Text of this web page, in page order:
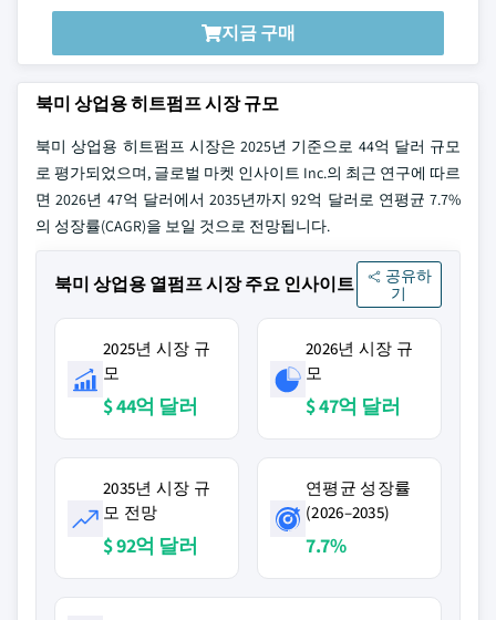
지금 구매
북미 상업용 히트펌프 시장 규모
북미 상업용 히트펌프 시장은 2025년 기준으로 44억 달러 규모
로 평가되었으며, 글로벌 마켓 인사이트 Inc.의 최근 연구에 따르
면 2026년 47억 달러에서 2035년까지 92억 달러로 연평균 7.7%
의 성장률(CAGR)을 보일 것으로 전망됩니다.
북미 상업용 열펌프 시장 주요 인사이트
공유하
기
2025년 시장 규
모
$ 44억 달러
2026년 시장 규
모
$ 47억 달러
2035년 시장 규
모 전망
$ 92억 달러
연평균 성장률
(2026–2035)
7.7%